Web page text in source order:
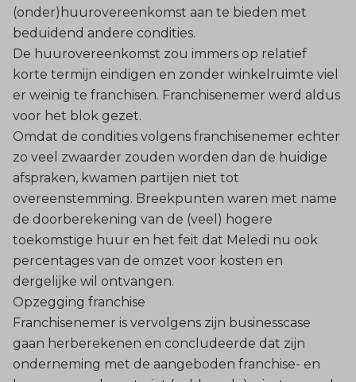
(onder)huurovereenkomst aan te bieden met
beduidend andere condities.
De huurovereenkomst zou immers op relatief
korte termijn eindigen en zonder winkelruimte viel
er weinig te franchisen. Franchisenemer werd aldus
voor het blok gezet.
Omdat de condities volgens franchisenemer echter
zo veel zwaarder zouden worden dan de huidige
afspraken, kwamen partijen niet tot
overeenstemming. Breekpunten waren met name
de doorberekening van de (veel) hogere
toekomstige huur en het feit dat Meledi nu ook
percentages van de omzet voor kosten en
dergelijke wil ontvangen.
Opzegging franchise
Franchisenemer is vervolgens zijn businesscase
gaan herberekenen en concludeerde dat zijn
onderneming met de aangeboden franchise- en